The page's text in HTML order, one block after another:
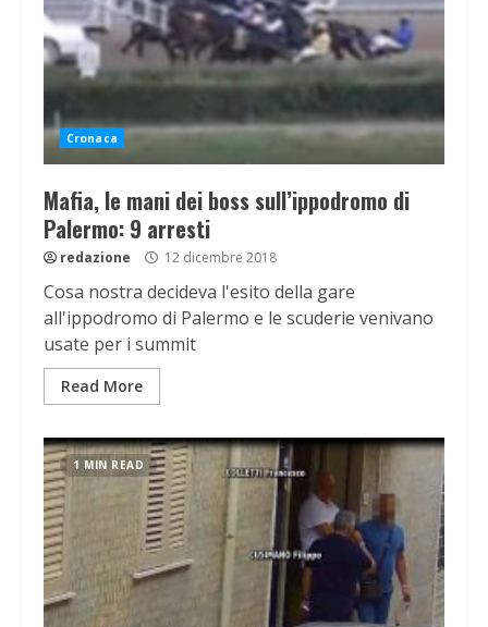
Cronaca
Mafia, le mani dei boss sull’ippodromo di
Palermo: 9 arresti
redazione 12 dicembre 2018
Cosa nostra decideva l'esito della gare
all'ippodromo di Palermo e le scuderie venivano
usate per i summit
Read More
1 MIN READ